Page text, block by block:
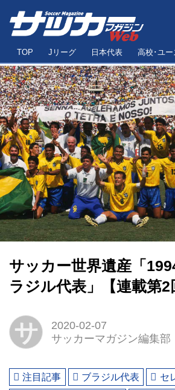
TOP Jリーグ 日本代表 高校･ユー
サッカー世界遺産「
ラジル代表」【連載第2
サ
2020-02-07
サッカーマガジン編集部
注目記事 ブラジル代表
セ